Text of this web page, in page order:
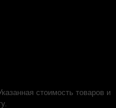
стоимость товаров и